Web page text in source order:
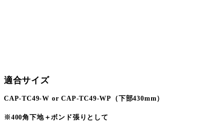
適合サイズ
CAP-TC49-W or CAP-TC49-WP （下部430mm）
※400角下地＋ボンド張りとして